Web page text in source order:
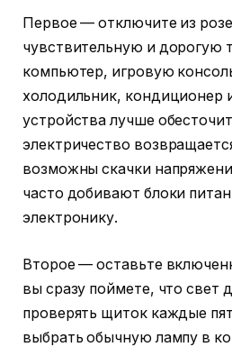
Первое — отключите из
чувствительную и дорогую
компьютер, игровую
холодильник, кондиционер
устройства лучше
электричество
возможны скачки
часто добивают блоки
электронику.
Второе — оставьте
вы сразу поймете, что свет
проверять щиток каждые
выбрать обычную лампу в